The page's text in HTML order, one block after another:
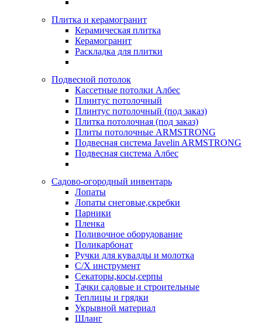
Плитка и керамогранит
Керамическая плитка
Керамогранит
Раскладка для плитки
Подвесной потолок
Кассетные потолки Албес
Плинтус потолочный
Плинтус потолочный (под заказ)
Плитка потолочная (под заказ)
Плиты потолочные ARMSTRONG
Подвесная система Javelin ARMSTRONG
Подвесная система Албес
Садово-огородный инвентарь
Лопаты
Лопаты снеговые,скребки
Парники
Пленка
Поливочное оборудование
Поликарбонат
Ручки для кувалды и молотка
С/Х инструмент
Секаторы,косы,серпы
Тачки садовые и строительные
Теплицы и грядки
Укрывной материал
Шланг